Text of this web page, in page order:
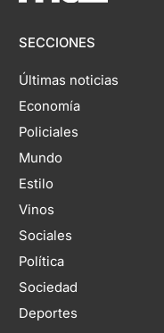
SECCIONES
Últimas noticias
Economía
Policiales
Mundo
Estilo
Vinos
Sociales
Política
Sociedad
Deportes